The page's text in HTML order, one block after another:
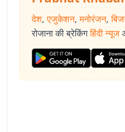
देश, एजुकेशन, मनोरंजन,
रोजाना की ब्रेकिंग हिंदी न्यूज